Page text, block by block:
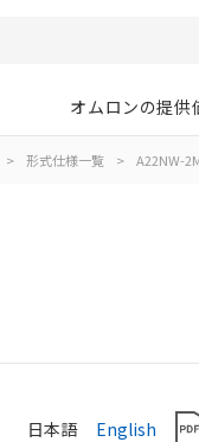
オムロンの提供
> 形式仕様一覧 > A22NW-
日本語 English